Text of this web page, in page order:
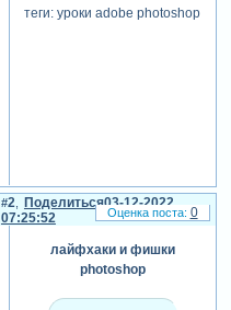
теги: уроки adobe photoshop
Поделиться
2
03-12-2022
07:25:52
лайфхаки и фишки
photoshop
0